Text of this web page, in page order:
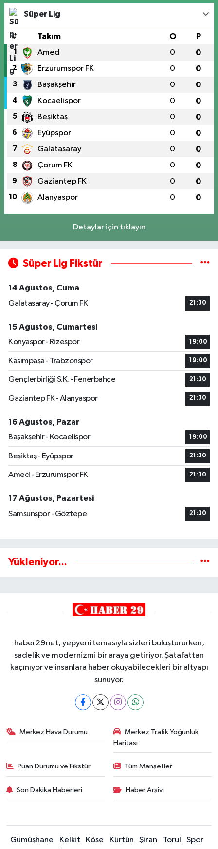
Süper Lig
# Takım O P
1 Amed 0 0
2 Erzurumspor FK 0 0
3 Başakşehir 0 0
4 Kocaelispor 0 0
5 Beşiktaş 0 0
6 Eyüpspor 0 0
7 Galatasaray 0 0
8 Çorum FK 0 0
9 Gaziantep FK 0 0
10 Alanyaspor 0 0
Detaylar için tıklayın
Süper Lig Fikstür
14 Ağustos, Cuma
Galatasaray - Çorum FK
21:30
15 Ağustos, Cumartesi
Konyaspor - Rizespor
19:00
Kasımpaşa - Trabzonspor 19:00
Gençlerbirliği S.K. - Fenerbahçe 21:30
Gaziantep FK - Alanyaspor 21:30
16 Ağustos, Pazar
Başakşehir - Kocaelispor
19:00
Beşiktaş - Eyüpspor 21:30
Amed - Erzurumspor FK 21:30
17 Ağustos, Pazartesi
Samsunspor - Göztepe
21:30
Yükleniyor...
haber29net, yepyeni temasıyla sizleri buluştururken,
sadelik ve modernizmi bir araya getiriyor. Şatafattan
kaçınıyor ve insanlara haber okuyabilecekleri bir altyapı
sunuyor.
Merkez Hava Durumu
Merkez Trafik Yoğunluk
Haritası
Puan Durumu ve Fikstür Tüm Manşetler
Son Dakika Haberleri Haber Arşivi
Gümüşhane Kelkit Köse Kürtün Şiran Torul
Spor